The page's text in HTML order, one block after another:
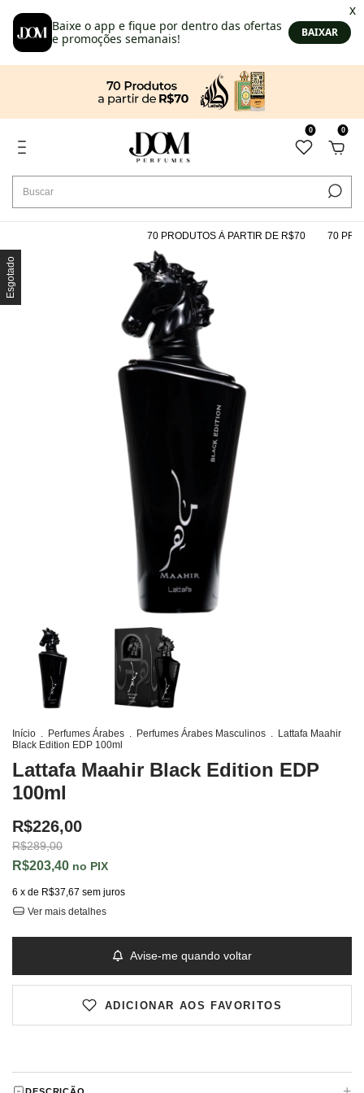
0 0
70 PRODUTOS À PARTIR DE R$70 70
Esgotado
Início Perfumes Árabes Perfumes Árabes Masculinos
Lattafa Maahir
Black Edition EDP 100ml
Lattafa Maahir Black Edition EDP
100ml
R$226,00
R$289,00
R$203,40 PIX
6 x de R$37,67 sem juros
Ver mais detalhes
Avise-me quando voltar
ADICIONAR AOS FAVORITOS